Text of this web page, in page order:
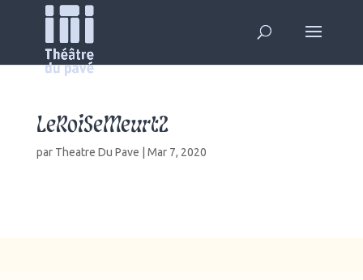
LeRoiSeMeurt2
par Theatre Du Pave Mar 7, 2020